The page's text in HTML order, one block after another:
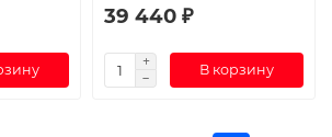
39 440 ₽
В корзину